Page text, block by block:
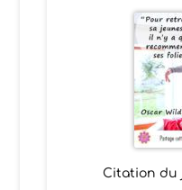
Citation du